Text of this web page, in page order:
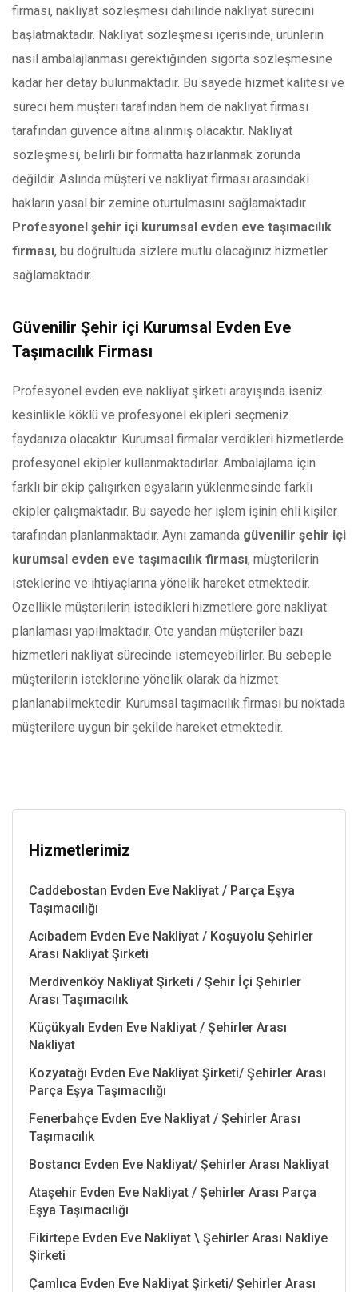
firması, nakliyat sözleşmesi dahilinde nakliyat sürecini
başlatmaktadır. Nakliyat sözleşmesi içerisinde, ürünlerin
nasıl ambalajlanması gerektiğinden sigorta sözleşmesine
kadar her detay bulunmaktadır. Bu sayede hizmet kalitesi ve
süreci hem müşteri tarafından hem de nakliyat firması
tarafından güvence altına alınmış olacaktır. Nakliyat
sözleşmesi, belirli bir formatta hazırlanmak zorunda
değildir. Aslında müşteri ve nakliyat firması arasındaki
hakların yasal bir zemine oturtulmasını sağlamaktadır.
Profesyonel şehir içi kurumsal evden eve taşımacılık
firması, bu doğrultuda sizlere mutlu olacağınız hizmetler
sağlamaktadır.
Güvenilir Şehir içi Kurumsal Evden Eve
Taşımacılık Firması
Profesyonel evden eve nakliyat şirketi arayışında iseniz
kesinlikle köklü ve profesyonel ekipleri seçmeniz
faydanıza olacaktır. Kurumsal firmalar verdikleri hizmetlerde
profesyonel ekipler kullanmaktadırlar. Ambalajlama için
farklı bir ekip çalışırken eşyaların yüklenmesinde farklı
ekipler çalışmaktadır. Bu sayede her işlem işinin ehli kişiler
tarafından planlanmaktadır. Aynı zamanda güvenilir şehir içi
kurumsal evden eve taşımacılık firması, müşterilerin
isteklerine ve ihtiyaçlarına yönelik hareket etmektedir.
Özellikle müşterilerin istedikleri hizmetlere göre nakliyat
planlaması yapılmaktadır. Öte yandan müşteriler bazı
hizmetleri nakliyat sürecinde istemeyebilirler. Bu sebeple
müşterilerin isteklerine yönelik olarak da hizmet
planlanabilmektedir. Kurumsal taşımacılık firması bu noktada
müşterilere uygun bir şekilde hareket etmektedir.
Hizmetlerimiz
Caddebostan Evden Eve Nakliyat / Parça Eşya
Taşımacılığı
Acıbadem Evden Eve Nakliyat / Koşuyolu Şehirler
Arası Nakliyat Şirketi
Merdivenköy Nakliyat Şirketi / Şehir İçi Şehirler
Arası Taşımacılık
Küçükyalı Evden Eve Nakliyat / Şehirler Arası
Nakliyat
Kozyatağı Evden Eve Nakliyat Şirketi/ Şehirler Arası
Parça Eşya Taşımacılığı
Fenerbahçe Evden Eve Nakliyat / Şehirler Arası
Taşımacılık
Bostancı Evden Eve Nakliyat/ Şehirler Arası Nakliyat
Ataşehir Evden Eve Nakliyat / Şehirler Arası Parça
Eşya Taşımacılığı
Fikirtepe Evden Eve Nakliyat \ Şehirler Arası Nakliye
Şirketi
Çamlıca Evden Eve Nakliyat Şirketi/ Şehirler Arası